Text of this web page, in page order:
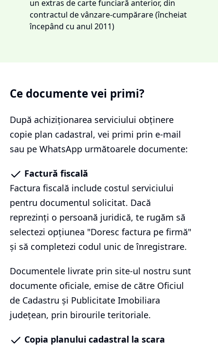
un extras de carte funciară anterior, din
contractul de vânzare-cumpărare (încheiat
începând cu anul 2011)
Ce documente vei primi?
După achiziționarea serviciului obținere
copie plan cadastral, vei primi prin e-mail
sau pe WhatsApp următoarele documente:
Factură fiscală
Factura fiscală include costul serviciului
pentru documentul solicitat. Dacă
reprezinți o persoană juridică, te rugăm să
selectezi opțiunea "Doresc factura pe firmă"
și să completezi codul unic de înregistrare.
Documentele livrate prin site-ul nostru sunt
documente oficiale, emise de către Oficiul
de Cadastru și Publicitate Imobiliara
județean, prin birourile teritoriale.
Copia planului cadastral la scara